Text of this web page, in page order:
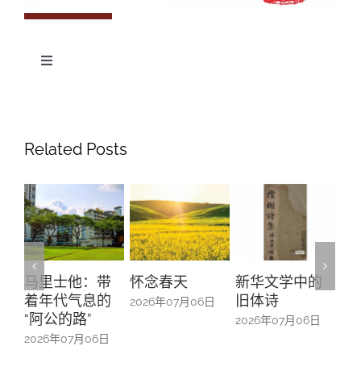
Toggle
艺术
历史
文学
181期
180期
179期
178期
征稿启事
“本土文学”栏目征稿
关于我们
《源》杂志简介
编委会
联系我们
登录
{username} | 退出
Related Posts
士他：带
代气息的
的路”
年07月06日
怀念春天
2026年07月06日
新华文学中的
旧体诗
2026年07月06日
螺钿留芳
中的百业